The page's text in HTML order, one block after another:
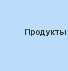
Продукты